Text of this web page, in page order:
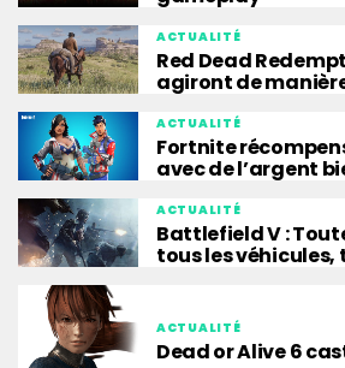
ACTUALITÉ
Red Dead
agiront de
ACTUALITÉ
Fortnite
avec de l’argent
ACTUALITÉ
Battlefield V :
tous les véhicules,
ACTUALITÉ
Dead or Alive 6